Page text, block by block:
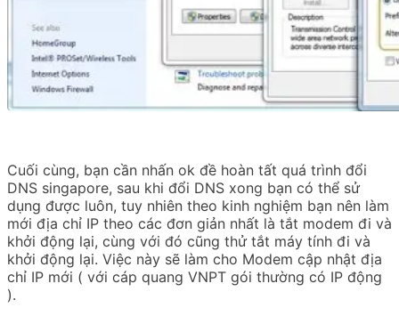
Cuối cùng, bạn cần nhấn ok đề hoàn tất quá trình đổi
DNS singapore, sau khi đổi DNS xong bạn có thể sử
dụng được luôn, tuy nhiên theo kinh nghiệm bạn nên làm
mới địa chỉ IP theo các đơn giản nhất là tắt modem đi và
khởi động lại, cùng với đó cũng thử tắt máy tính đi và
khởi động lại. Việc này sẽ làm cho Modem cập nhật địa
chỉ IP mới ( với cáp quang VNPT gói thường có IP động
).